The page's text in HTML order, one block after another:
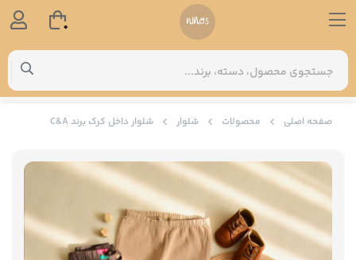
صفحه اصلی محصولات شلوار شلوار داخل کرک برند C&A
0